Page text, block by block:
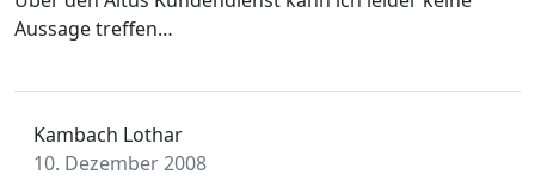
Aussage treffen…
Kambach Lothar
10. Dezember 2008